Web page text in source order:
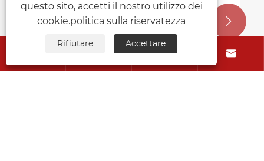
 
 
questo sito, accetti il ​​nostro utilizzo dei
cookie.politica sulla riservatezza
Rifiutare Accettare